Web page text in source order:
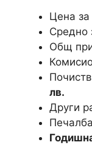
Цена
Средно
Общ
лв.
Други